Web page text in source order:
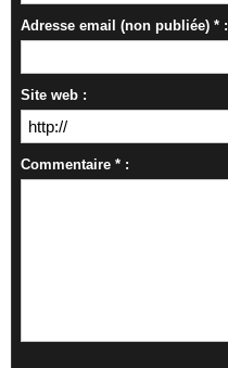
Adresse email (non publiée) * :
Site web :
Commentaire * :